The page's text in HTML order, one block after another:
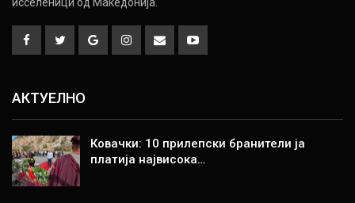
АКТУЕЛНО
Ковачки: 10 прилепски бранители ја
платија највисока…